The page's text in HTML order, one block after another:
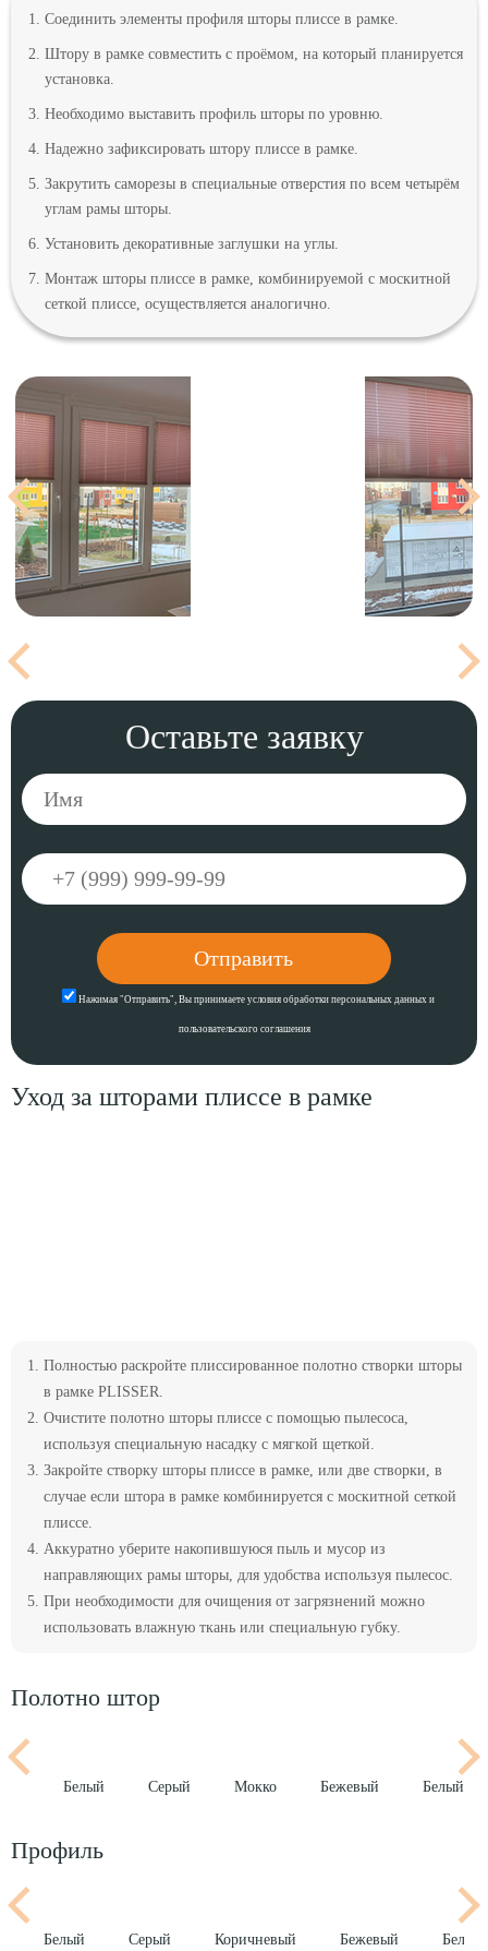
Соединить элементы профиля шторы плиссе в рамке.
Штору в рамке совместить с проёмом, на который планируется
установка.
Необходимо выставить профиль шторы по уровню.
Надежно зафиксировать штору плиссе в рамке.
Закрутить саморезы в специальные отверстия по всем четырём
углам рамы шторы.
Установить декоративные заглушки на углы.
Монтаж шторы плиссе в рамке, комбинируемой с москитной
сеткой плиссе, осуществляется аналогично.
Оставьте заявку
Нажимая "Отправить",Вы принимаете условияобработки персональных данных и
пользовательского соглашения
Уход за шторами плиссе в рамке
Полностью раскройте плиссированное полотно створки шторы
в рамке PLISSER.
Очистите полотно шторы плиссе с помощью пылесоса,
используя специальную насадку с мягкой щеткой.
Закройте створку шторы плиссе в рамке, или две створки, в
случае если штора в рамке комбинируется с москитной сеткой
плиссе.
Аккуратно уберите накопившуюся пыль и мусор из
направляющих рамы шторы, для удобства используя пылесос.
При необходимости для очищения от загрязнений можно
использовать влажную ткань или специальную губку.
Полотно штор
Белый Серый Мокко Бежевый Белый
Профиль
Белый Серый Коричневый Бежевый Белый